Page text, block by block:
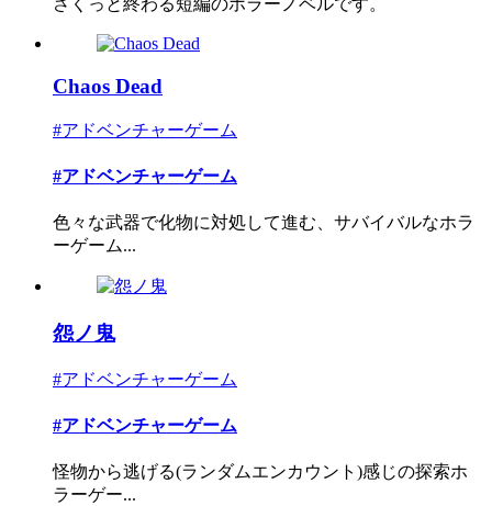
さくっと終わる短編のホラーノベルです。
Chaos Dead
#アドベンチャーゲーム
#アドベンチャーゲーム
色々な武器で化物に対処して進む、サバイバルなホラ
ーゲーム...
怨ノ鬼
#アドベンチャーゲーム
#アドベンチャーゲーム
怪物から逃げる(ランダムエンカウント)感じの探索ホ
ラーゲー...